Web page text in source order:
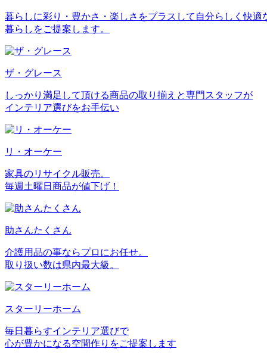
暮らしに彩り・豊かさ・楽しさをプラスして 自分らしく快適
暮らしをご提案します。
ザ・グレース
しっかり満足して頂ける商品の取り揃えと専門スタッフが
インテリア選びをお手伝い
リ・オーケー
家具のリサイクル販売。
毎週土曜日商品が値下げ！
助さんたくさん
介護用品の事ならプロにお任せ。
取り扱い数は県内最大級。
スターリーホーム
毎日暮らすインテリア選びで
心が豊かになる空間作りをご提案します